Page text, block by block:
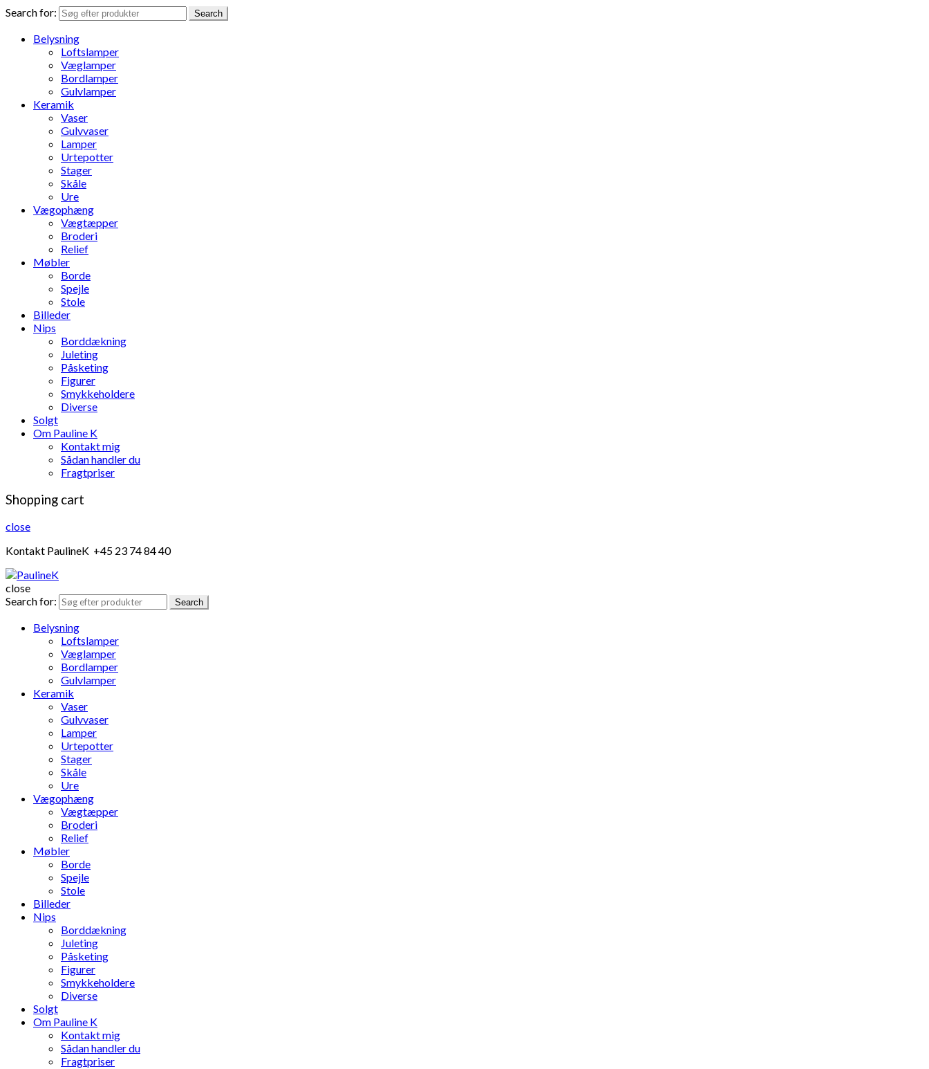
Search for: Search
Belysning
Loftslamper
Væglamper
Bordlamper
Gulvlamper
Keramik
Vaser
Gulvvaser
Lamper
Urtepotter
Stager
Skåle
Ure
Vægophæng
Vægtæpper
Broderi
Relief
Møbler
Borde
Spejle
Stole
Billeder
Nips
Borddækning
Juleting
Påsketing
Figurer
Smykkeholdere
Diverse
Solgt
Om Pauline K
Kontakt mig
Sådan handler du
Fragtpriser
Shopping cart
close
Kontakt PaulineK +45 23 74 84 40
close
Search for:
Search
Belysning
Loftslamper
Væglamper
Bordlamper
Gulvlamper
Keramik
Vaser
Gulvvaser
Lamper
Urtepotter
Stager
Skåle
Ure
Vægophæng
Vægtæpper
Broderi
Relief
Møbler
Borde
Spejle
Stole
Billeder
Nips
Borddækning
Juleting
Påsketing
Figurer
Smykkeholdere
Diverse
Solgt
Om Pauline K
Kontakt mig
Sådan handler du
Fragtpriser